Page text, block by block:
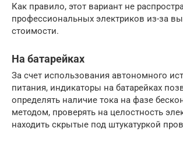
Как правило, этот вариант не
профессиональных электриков из-за
стоимости.
На батарейках
За счет использования автономного
питания, индикаторы на батарейках
определять наличие тока на фазе
методом, проверять на целостность
находить скрытые под штукатуркой